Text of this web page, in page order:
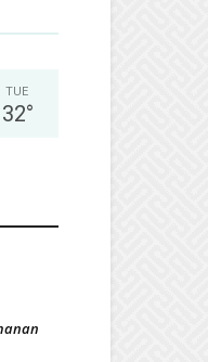
TUE
32°